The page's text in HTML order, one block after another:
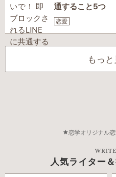
通すること5つ
恋愛
もっ
恋学オリジナル
人気ライター